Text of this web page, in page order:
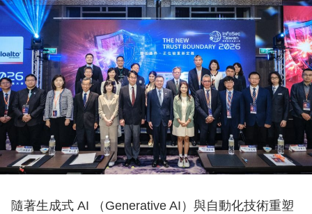
隨著生成式 AI （Generative AI）與自動化技術重塑